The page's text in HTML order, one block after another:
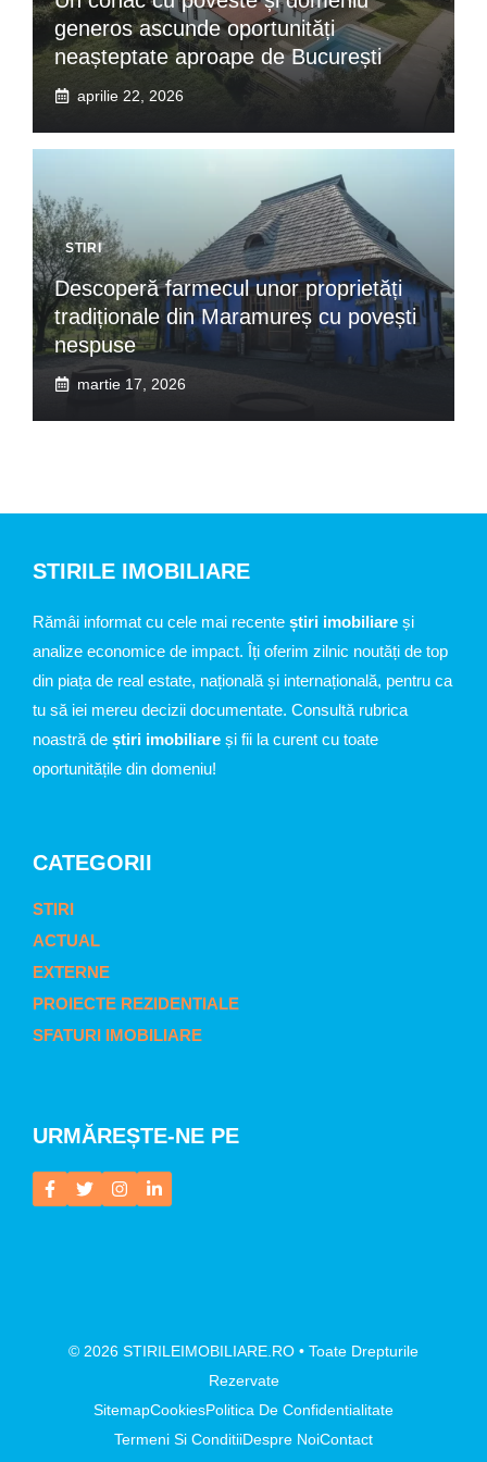
generos ascunde oportunități
neașteptate aproape de București
aprilie 22, 2026
STIRI
Descoperă farmecul unor proprietăți
tradiționale din Maramureș cu povești
nespuse
martie 17, 2026
STIRILE IMOBILIARE
Rămâi informat cu cele mai recente știri imobiliare și
analize economice de impact. Îți oferim zilnic noutăți de top
din piața de real estate, națională și internațională, pentru ca
tu să iei mereu decizii documentate. Consultă rubrica
noastră de știri imobiliare și fii la curent cu toate
oportunitățile din domeniu!
CATEGORII
STIRI
ACTUAL
EXTERNE
PROIECTE REZIDENTIALE
SFATURI IMOBILIARE
URMĂREȘTE-NE PE
© 2026 STIRILEIMOBILIARE.RO • Toate Drepturile
Rezervate
SitemapCookiesPolitica De Confidentialitate
Termeni Si ConditiiDespre NoiContact